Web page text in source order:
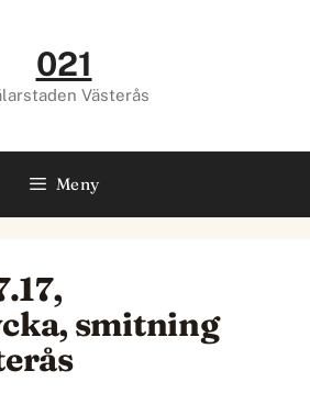
021
Västerås
Meny
smitning